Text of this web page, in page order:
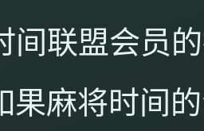
间联盟会员
果麻将时间